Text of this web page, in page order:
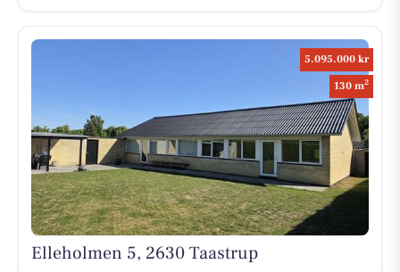
5.095.000 kr
130 m2
Elleholmen 5, 2630 Taastrup